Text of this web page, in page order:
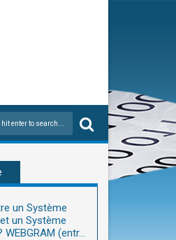
un Système
un Système
(entr...